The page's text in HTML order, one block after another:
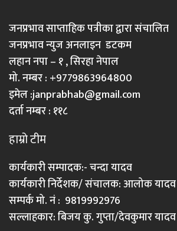
जनप्रभाव साप्ताहिक पत्रीका द्वारा संचालित
जनप्रभाव न्युज अनलाइन डटकम
लहान नपा – १ , सिरहा नेपाल
मो. नम्बर : +9779863964800
इमेल :janprabhab@gmail.com
दर्ता नम्बर : ११८
हाम्रो टीम
कार्यकारी सम्पादक:- चन्दा यादव
कार्यकारी निर्देशक/ संचालक: आलोक यादव
सम्पर्क मो. नं : 9819992976
सल्लाहकार: बिजय कु. गुप्ता/देवकुमार यादव